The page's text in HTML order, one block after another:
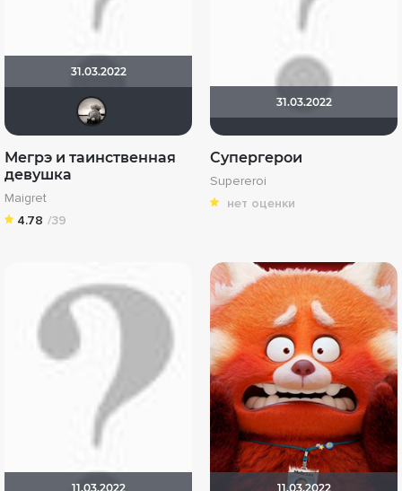
31.03.2022
Мегрэ и таинственная
девушка
Maigret
4.78 /39
31.03.2022
Супергерои
Supereroi
нет оценки
11.03.2022 11.03.2022